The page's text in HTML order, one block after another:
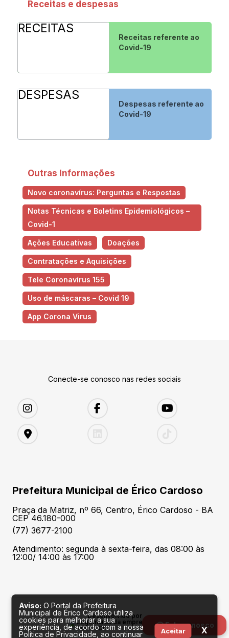
Fale conosco
Receitas e despesas
RECEITAS
Receitas referente ao
Covid-19
DESPESAS
Despesas referente ao
Covid-19
Outras Informações
Novo coronavírus: Perguntas e Respostas
Notas Técnicas e Boletins Epidemiológicos –
Covid-1
Ações Educativas Doações
Contratações e Aquisições
Tele Coronavírus 155
Uso de máscaras – Covid 19
App Corona Virus
Conecte-se conosco nas redes sociais
Prefeitura Municipal de Érico Cardoso
Praça da Matriz, nº 66, Centro, Érico Cardoso - BA
CEP 46.180-000
(77) 3677-2100
Atendimento: segunda à sexta-feira, das 08:00 às
12:00/ 14:00 às 17:00
Desenvolvido por
Aviso: O Portal da Prefeitura
Municipal de Érico Cardoso utiliza
cookies para melhorar a sua
experiência, de acordo com a nossa
Política de Privacidade, ao continuar
Aceitar X